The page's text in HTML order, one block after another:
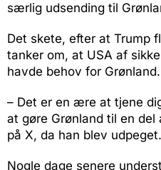
særlig udsending til
Det skete, efter at Trump
tanker om, at USA af
havde behov for Grønland.
– Det er en ære at tjene
at gøre Grønland til en
på X, da han blev udpeget.
Nogle dage senere